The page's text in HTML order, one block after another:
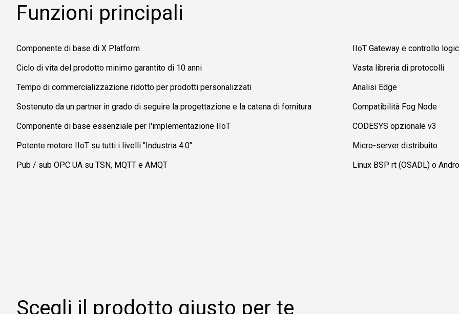
Funzioni principali
Componente di base di X Platform
Ciclo di vita del prodotto minimo garantito di 10 anni
Tempo di commercializzazione ridotto per prodotti personalizzati
Sostenuto da un partner in grado di seguire la progettazione e la catena di fornitura
Componente di base essenziale per l'implementazione IIoT
Potente motore IIoT su tutti i livelli "Industria 4.0"
Pub / sub OPC UA su TSN, MQTT e AMQT
IIoT Gateway e controllo
Vasta libreria di protocolli
Analisi Edge
Compatibilità Fog Node
CODESYS opzionale v3
Micro-server distribuito
Linux BSP rt (OSADL) o
Scegli il prodotto giusto per te